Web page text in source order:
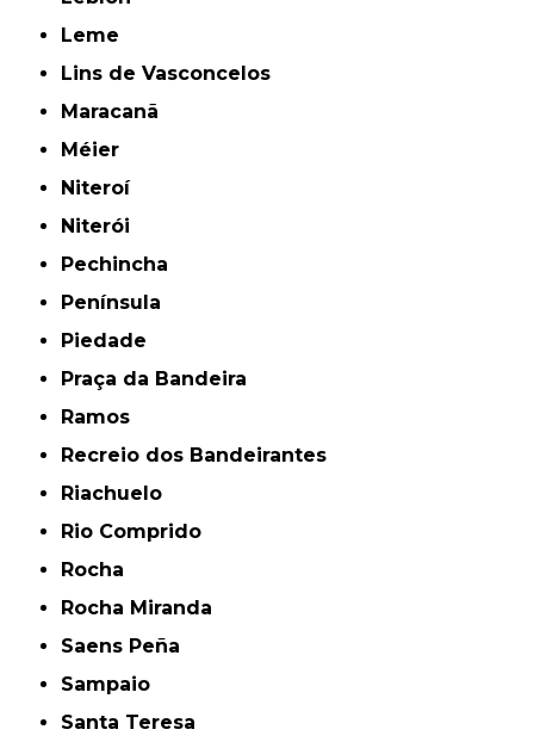
Leme
Lins de Vasconcelos
Maracanã
Méier
Niteroí
Niterói
Pechincha
Península
Piedade
Praça da Bandeira
Ramos
Recreio dos Bandeirantes
Riachuelo
Rio Comprido
Rocha
Rocha Miranda
Saens Peña
Sampaio
Santa Teresa